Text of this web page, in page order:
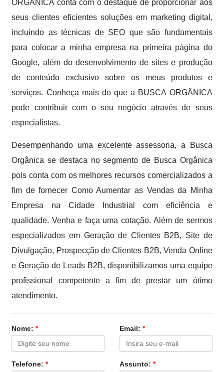
ORGÂNICA conta com o destaque de proporcionar aos
seus clientes eficientes soluções em marketing digital,
incluindo as técnicas de SEO que são fundamentais
para colocar a minha empresa na primeira página do
Google, além do desenvolvimento de sites e produção
de conteúdo exclusivo sobre os meus produtos e
serviços. Conheça mais do que a BUSCA ORGÂNICA
pode contribuir com o seu negócio através de seus
especialistas.
Desempenhando uma excelente assessoria, a Busca
Orgânica se destaca no segmento de Busca Orgânica
pois conta com os melhores recursos comercializados a
fim de fornecer Como Aumentar as Vendas da Minha
Empresa na Cidade Industrial com eficiência e
qualidade. Venha e faça uma cotação. Além de sermos
especializados em Geração de Clientes B2B, Site de
Divulgação, Prospecção de Clientes B2B, Venda Online
e Geração de Leads B2B, disponibilizamos uma equipe
profissional competente a fim de prestar um ótimo
atendimento.
Nome:* Email: *
Telefone:* Assunto: *